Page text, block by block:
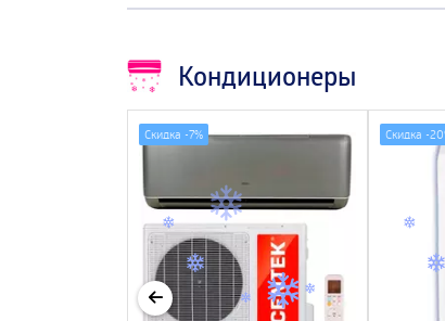
Кондиционеры
Скидка -7% Скидка -